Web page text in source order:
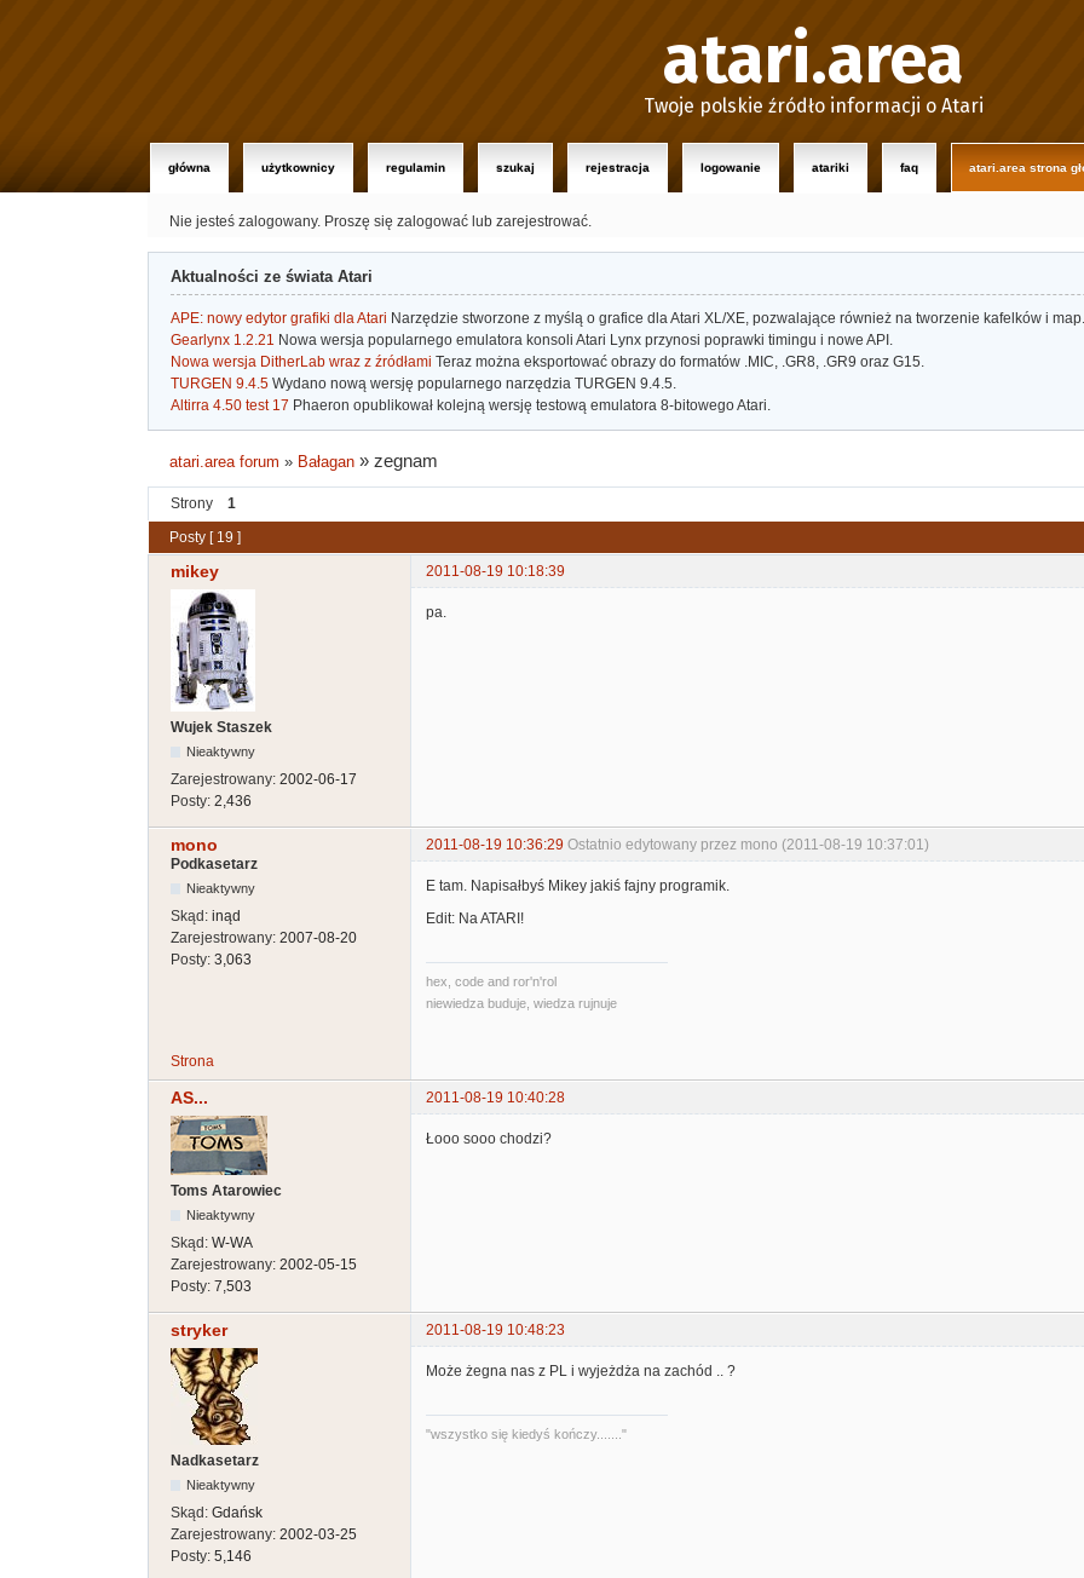
atari.area
Twoje polskie źródło informacji o Atari
główna użytkownicy regulamin szukaj rejestracja logowanie atariki faq atari.area strona
Nie jesteś zalogowany. Proszę się zalogować lub zarejestrować.
Aktualności ze świata Atari
APE: nowy edytor grafiki dla Atari Narzędzie stworzone z myślą o grafice dla Atari XL/XE, pozwalające również na tworzenie kafelków i map.
Gearlynx 1.2.21 Nowa wersja popularnego emulatora konsoli Atari Lynx przynosi poprawki timingu i nowe API.
Nowa wersja DitherLab wraz z źródłami Teraz można eksportować obrazy do formatów .MIC, .GR8, .GR9 oraz G15.
TURGEN 9.4.5 Wydano nową wersję popularnego narzędzia TURGEN 9.4.5.
Altirra 4.50 test 17 Phaeron opublikował kolejną wersję testową emulatora 8-bitowego Atari.
atari.area forum » Bałagan »zegnam
Strony
1
Posty [ 19 ]
mikey 2011-08-19 10:18:39
Wujek Staszek
Nieaktywny
Zarejestrowany: 2002-06-17
Posty: 2,436
pa.
mono 2011-08-19 10:36:29 Ostatnio edytowany przez mono (2011-08-19 10:37:01)
Podkasetarz
Nieaktywny
Skąd: inąd
Zarejestrowany: 2007-08-20
Posty: 3,063
E tam. Napisałbyś Mikey jakiś fajny programik.
Edit: Na ATARI!
hex, code and ror'n'rol
niewiedza buduje, wiedza rujnuje
Strona
AS... 2011-08-19 10:40:28
Toms Atarowiec
Nieaktywny
Skąd: W-WA
Zarejestrowany: 2002-05-15
Posty: 7,503
Łooo sooo chodzi?
stryker 2011-08-19 10:48:23
Nadkasetarz
Nieaktywny
Skąd: Gdańsk
Zarejestrowany: 2002-03-25
Posty: 5,146
Może żegna nas z PL i wyjeżdża na zachód .. ?
"wszystko się kiedyś kończy......."